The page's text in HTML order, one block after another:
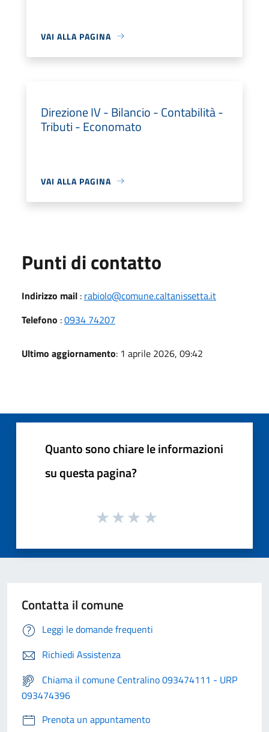
VAI ALLA PAGINA
Direzione IV - Bilancio - Contabilità -
Tributi - Economato
VAI ALLA PAGINA
Punti di contatto
Indirizzo mail : rabiolo@comune.caltanissetta.it
Telefono :0934 74207
Ultimo aggiornamento: 1 aprile 2026, 09:42
Quanto sono chiare le informazioni
su questa pagina?
Contatta il comune
Leggi le domande frequenti
Richiedi Assistenza
Chiama il comune Centralino 093474111 - URP
093474396
Prenota un appuntamento